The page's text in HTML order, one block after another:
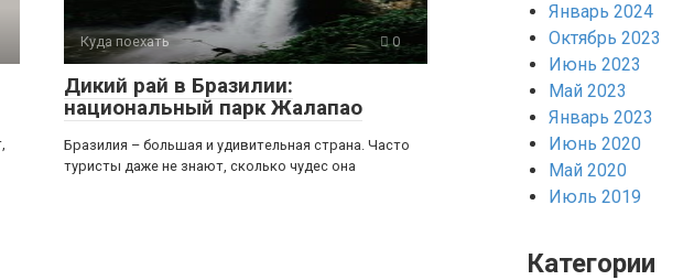
Куда поехать 0
Дикий рай в Бразилии:
национальный парк Жалапао
Бразилия – большая и удивительная страна. Часто
туристы даже не знают, сколько чудес она
Январь 2024
Октябрь 2023
Июнь 2023
Май 2023
Январь 2023
Июнь 2020
Май 2020
Июль 2019
Категории